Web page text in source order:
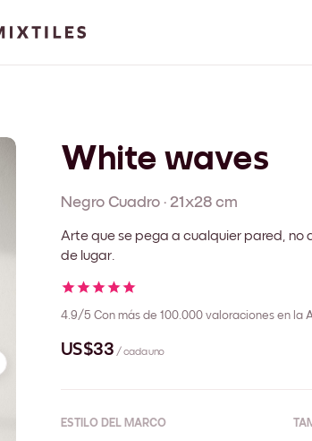
White waves
Negro Cuadro · 21x28 cm
Arte que se pega a cualquier pared, no
de lugar.
4.9/5 Con más de 100.000 valoraciones en la
US$33 / cada uno
ESTILO DEL MARCO